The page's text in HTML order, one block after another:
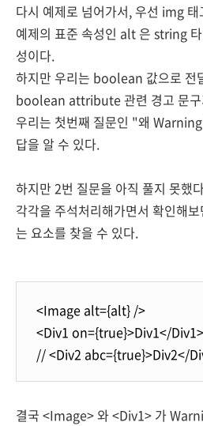
다시 예제로 넘어가서, 우선 img
예제의 표준 속성인 alt 은 string
성이다.
하지만 우리는 boolean 값으로 전
boolean attribute 관련 경고 문구
우리는 첫번째 질문인 "왜
답을 알 수 있다.
하지만 2번 질문을 아직 풀지 못했
각각을 주석처리해가면서 확인해
는 요소를 찾을 수 있다.
<Image alt={alt} />
<Div1 on={true}>Div1</Div1>
// <Div2 abc={true}>Div2</
결국 <Image> 와 <Div1> 가